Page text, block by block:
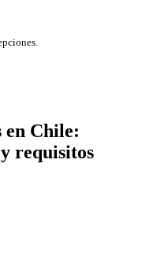
en Chile:
requisitos